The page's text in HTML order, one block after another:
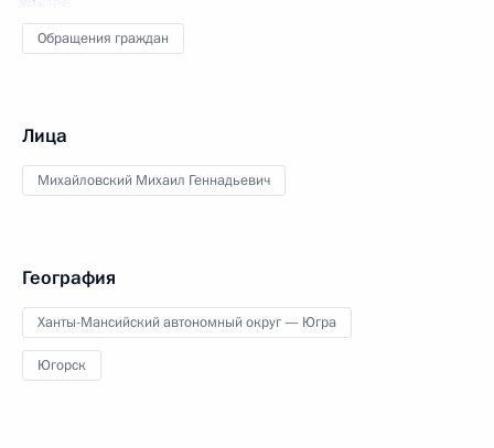
Обращения граждан
Лица
Михайловский Михаил Геннадьевич
География
Ханты-Мансийский автономный округ — Югра
Югорск